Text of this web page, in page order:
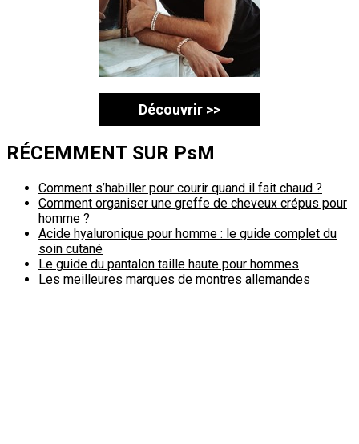
Découvrir >>
RÉCEMMENT SUR PsM
Comment s’habiller pour courir quand il fait chaud ?
Comment organiser une greffe de cheveux crépus pour
homme ?
Acide hyaluronique pour homme : le guide complet du
soin cutané
Le guide du pantalon taille haute pour hommes
Les meilleures marques de montres allemandes